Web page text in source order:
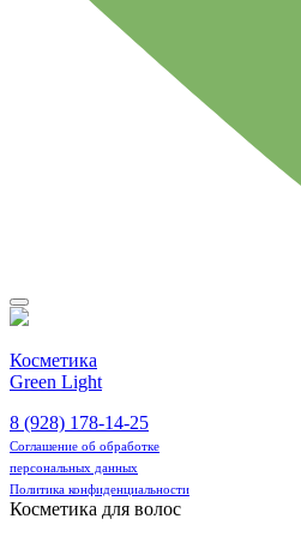
Косметика
Green Light
8 (928) 178-14-25
Соглашение об обработке
персональных данных
Политика конфиденциальности
Косметика для волос